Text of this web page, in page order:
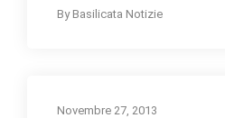
By Basilicata Notizie
Novembre 27, 2013